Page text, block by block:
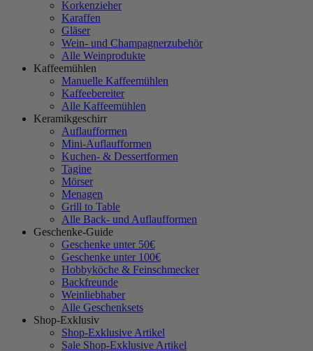
Korkenzieher
Karaffen
Gläser
Wein- und Champagnerzubehör
Alle Weinprodukte
Kaffeemühlen
Manuelle Kaffeemühlen
Kaffeebereiter
Alle Kaffeemühlen
Keramikgeschirr
Auflaufformen
Mini-Auflaufformen
Kuchen- & Dessertformen
Tagine
Mörser
Menagen
Grill to Table
Alle Back- und Auflaufformen
Geschenke-Guide
Geschenke unter 50€
Geschenke unter 100€
Hobbyköche & Feinschmecker
Backfreunde
Weinliebhaber
Alle Geschenksets
Shop-Exklusiv
Shop-Exklusive Artikel
Sale Shop-Exklusive Artikel